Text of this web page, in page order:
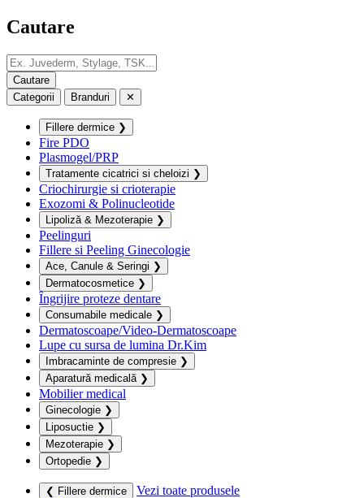
Cautare
Categorii Branduri ✕
Fillere dermice ❯
Fire PDO
Plasmogel/PRP
Tratamente cicatrici si cheloizi ❯
Criochirurgie si crioterapie
Exozomi & Polinucleotide
Lipoliză & Mezoterapie ❯
Peelinguri
Fillere si Peeling Ginecologie
Ace, Canule & Seringi ❯
Dermatocosmetice ❯
Îngrijire proteze dentare
Consumabile medicale ❯
Dermatoscoape/Video-Dermatoscoape
Lupe cu sursa de lumina Dr.Kim
Imbracaminte de compresie ❯
Aparatură medicală ❯
Mobilier medical
Ginecologie ❯
Liposuctie ❯
Mezoterapie ❯
Ortopedie ❯
❮ Fillere dermice
Vezi toate produsele